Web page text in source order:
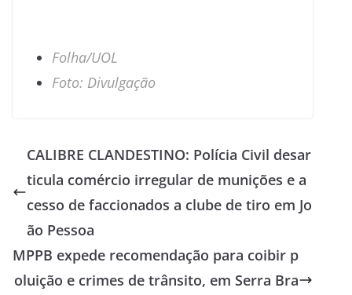
Folha/UOL
Foto: Divulgação
CALIBRE CLANDESTINO: Polícia Civil desar
ticula comércio irregular de munições e a
cesso de faccionados a clube de tiro em Jo
ão Pessoa
MPPB expede recomendação para coibir p
oluição e crimes de trânsito, em Serra Bra